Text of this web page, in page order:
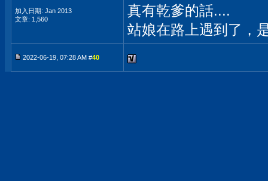
加入日期: Jan 2013
文章: 1,560
真有乾爹的話....
站娘在路上遇到了，
2022-06-19, 07:28 AM #40